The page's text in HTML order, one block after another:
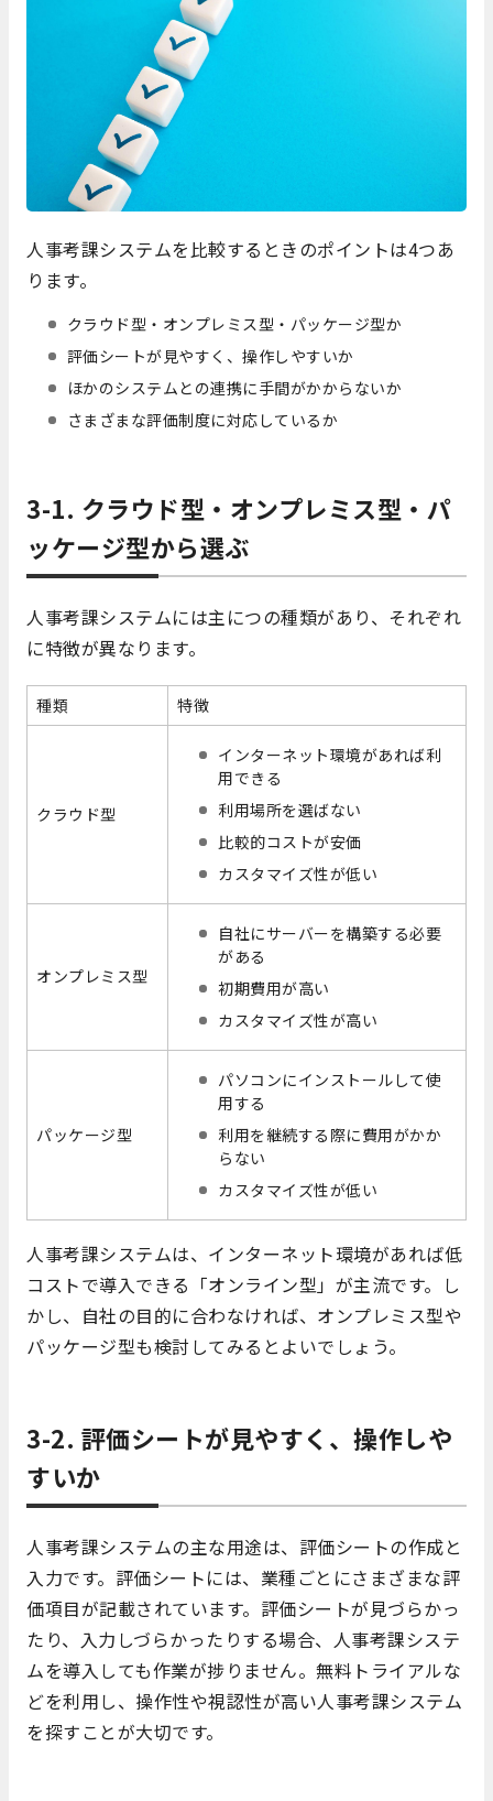
人事考課システムを比較するときのポイントは4つあ
ります。
クラウド型・オンプレミス型・パッケージ型か
評価シートが見やすく、操作しやすいか
ほかのシステムとの連携に手間がかからないか
さまざまな評価制度に対応しているか
3-1. クラウド型・オンプレミス型・パ
ッケージ型から選ぶ
人事考課システムには主につの種類があり、それぞれ
に特徴が異なります。
種類 特徴
クラウド型
インターネット環境があれば利
用できる
利用場所を選ばない
比較的コストが安価
カスタマイズ性が低い
オンプレミス型
自社にサーバーを構築する必要
がある
初期費用が高い
カスタマイズ性が高い
パッケージ型
パソコンにインストールして使
用する
利用を継続する際に費用がかか
らない
カスタマイズ性が低い
人事考課システムは、インターネット環境があれば低
コストで導入できる「オンライン型」が主流です。し
かし、自社の目的に合わなければ、オンプレミス型や
パッケージ型も検討してみるとよいでしょう。
3-2. 評価シートが見やすく、操作しや
すいか
人事考課システムの主な用途は、評価シートの作成と
入力です。評価シートには、業種ごとにさまざまな評
価項目が記載されています。評価シートが見づらかっ
たり、入力しづらかったりする場合、人事考課システ
ムを導入しても作業が捗りません。無料トライアルな
どを利用し、操作性や視認性が高い人事考課システム
を探すことが大切です。